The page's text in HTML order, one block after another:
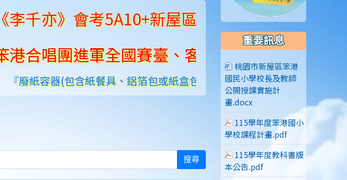
亦》會考5A10+新屋區榜首！笨港之光！
唱團進軍全國賽臺、客、東南亞語三冠王！
紙容器(包含紙餐具、鋁箔包或紙盒包等)應以容器類或單一類回收及貯存
搜尋
重要訊息
桃園市新屋區笨港
國民小學校長及教師
公開授課實施計
畫.docx
115學年度笨港國小
學校課程計畫.pdf
115學年度教科書版
本公告.pdf